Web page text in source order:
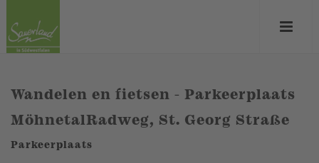
Wandelen en fietsen - Parkeerplaats
MöhnetalRadweg, St. Georg Straße
Parkeerplaats